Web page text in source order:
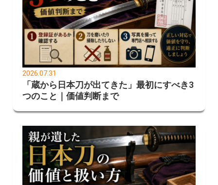
2026.07.31
「蔵から日本刀が出てきた」最初にすべき3
つのこと｜価値判断まで